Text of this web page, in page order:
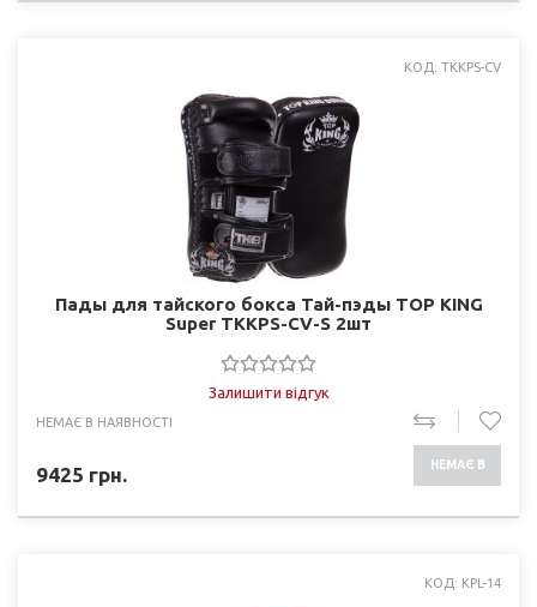
КОД: TKKPS-CV
Пады для тайского бокса Тай-пэды TOP KING
Super TKKPS-CV-S 2шт
Залишити відгук
НЕМАЄ В НАЯВНОСТІ
9425 грн. НЕМАЄ В
КОД: KPL-14